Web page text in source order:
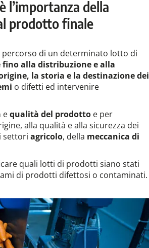
l’importanza della
prodotto finale
percorso di un determinato lotto di
alla distribuzione e alla
la storia e la destinazione dei
o difetti ed intervenire
equalità del prodotto e per
alla qualità e alla sicurezza dei
settori agricolo, della meccanica di
quali lotti di prodotti siano stati
di prodotti difettosi o contaminati.